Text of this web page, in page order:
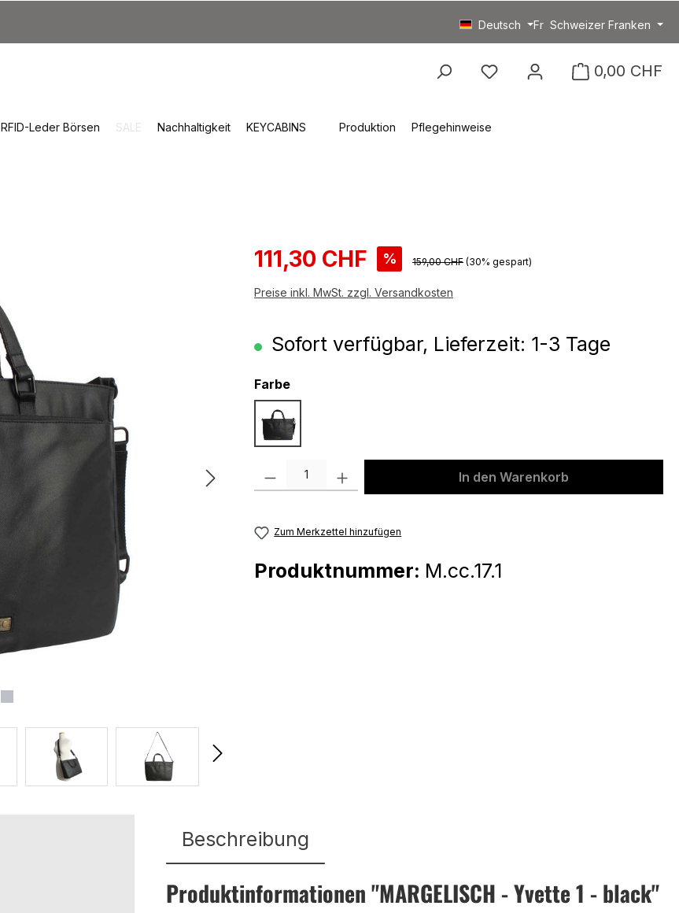
Deutsch Fr Schweizer Franken
Du hast 0 Produkte auf
0,00 CHF
RFID-Leder Börsen SALE Nachhaltigkeit KEYCABINS Produktion Pflegehinweise
Verkaufspreis:
111,30 CHF % Regulärer Preis:
159,00 CHF (30% gespart)
Preise inkl. MwSt. zzgl. Versandkosten
Sofort verfügbar, Lieferzeit: 1-3 Tage
Farbeauswählen
black
Produkt Anzahl: Gib den gewünschten Wert ein oder benutze die Schaltflächen
In den Warenkorb
Zum Merkzettel hinzufügen
Produktnummer: M.cc.17.1
Beschreibung
Produktinformationen "MARGELISCH - Yvette 1 - black"